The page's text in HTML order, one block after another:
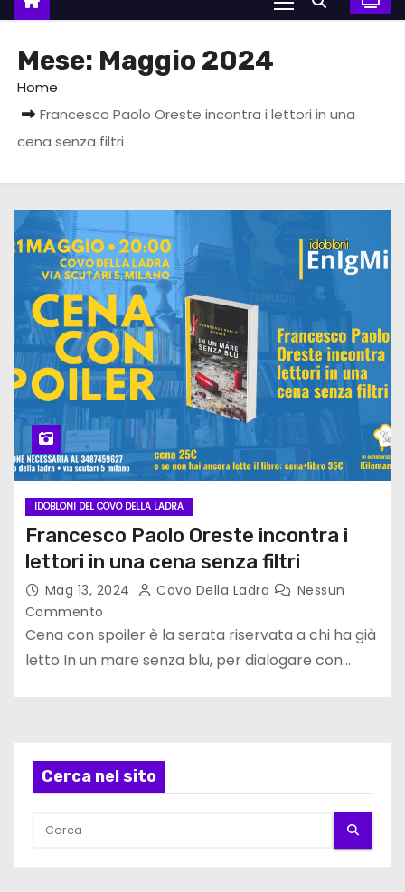
Mese: Maggio 2024
Home
Francesco Paolo Oreste incontra i lettori in una
cena senza filtri
IDOBLONI DEL COVO DELLA LADRA
Francesco Paolo Oreste incontra i
lettori in una cena senza filtri
Mag 13, 2024 Covo Della Ladra
Nessun
Commento
Cena con spoiler è la serata riservata a chi ha già
letto In un mare senza blu, per dialogare con…
Cerca nel sito